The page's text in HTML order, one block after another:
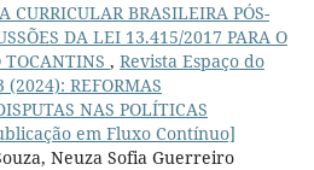
CURRICULAR BRASILEIRA PÓS-
DA LEI 13.415/2017 PARA O
, Revista Espaço do
REFORMAS
NAS POLÍTICAS
em Fluxo Contínuo]
Neuza Sofia Guerreiro